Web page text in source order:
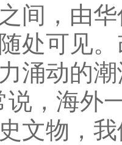
间，由
处可见
涌动的
海外一
文物，